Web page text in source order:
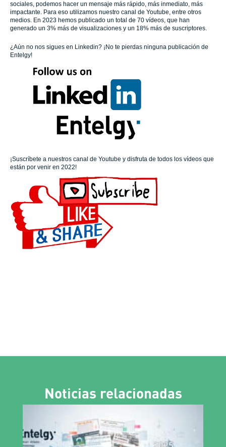
sociales, podemos hacer un mensaje más rápido, más inmediato, más
impactante. Para eso utilizamos nuestro canal de Youtube, entre otros
medios. En 2023 hemos publicado un total de 70 vídeos, que han
generado un 3% más de visualizaciones y un 18% más de suscriptores.
¿Aún no nos sigues en Linkedin? ¡No te pierdas ninguna publicación de
Entelgy!
¡Suscríbete a nuestros canal de Youtube y disfruta de todos los vídeos que
están por venir en 2022!
Noticias relacionadas